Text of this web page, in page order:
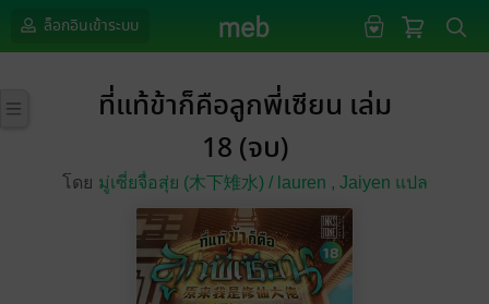
ล็อกอินเข้าระบบ
ที่แท้ข้าก็คือลูกพี่เซียน เล่ม
18 (จบ)
โดย มู่เซี่ยจื่อสุ่ย (木下雉水) / lauren , Jaiyen แปล